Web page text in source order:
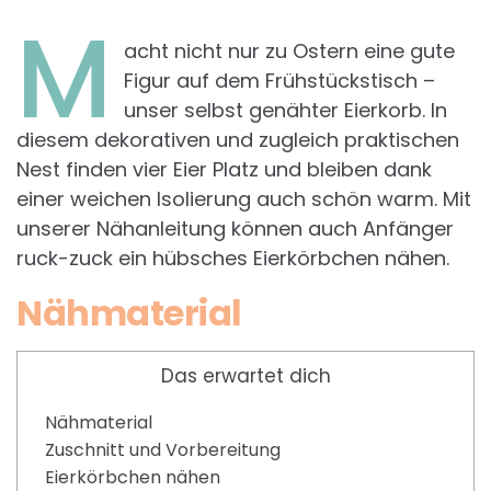
M
acht nicht nur zu Ostern eine gute
Figur auf dem Frühstückstisch –
unser selbst genähter Eierkorb. In
diesem dekorativen und zugleich praktischen
Nest finden vier Eier Platz und bleiben dank
einer weichen Isolierung auch schön warm. Mit
unserer Nähanleitung können auch Anfänger
ruck-zuck ein hübsches Eierkörbchen nähen.
Nähmaterial
Das erwartet dich
Nähmaterial
Zuschnitt und Vorbereitung
Eierkörbchen nähen